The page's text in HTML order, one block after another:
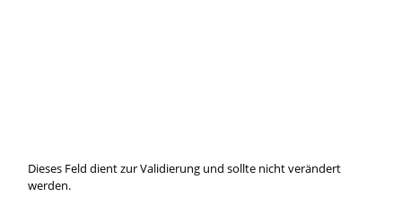
Dieses Feld dient zur Validierung und sollte nicht verändert
werden.